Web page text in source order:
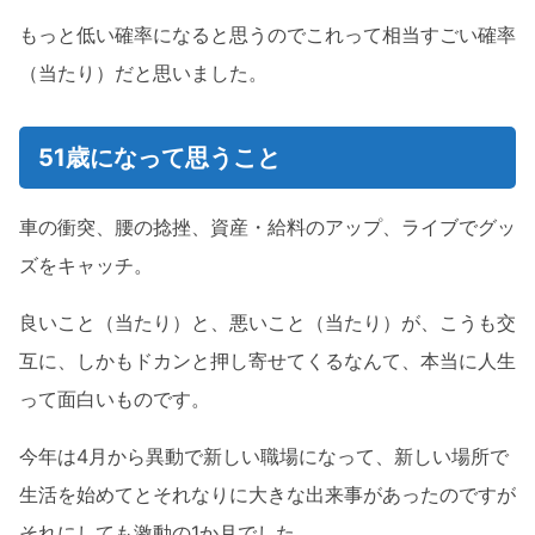
もっと低い確率になると思うのでこれって相当すごい確率
（当たり）だと思いました。
51歳になって思うこと
車の衝突、腰の捻挫、資産・給料のアップ、ライブでグッ
ズをキャッチ。
良いこと（当たり）と、悪いこと（当たり）が、こうも交
互に、しかもドカンと押し寄せてくるなんて、本当に人生
って面白いものです。
今年は4月から異動で新しい職場になって、新しい場所で
生活を始めてとそれなりに大きな出来事があったのですが